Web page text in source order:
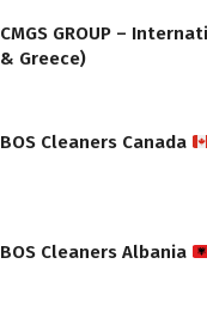
CMGS GROUP –
& Greece)
BOS Cleaners Canada
BOS Cleaners Albania